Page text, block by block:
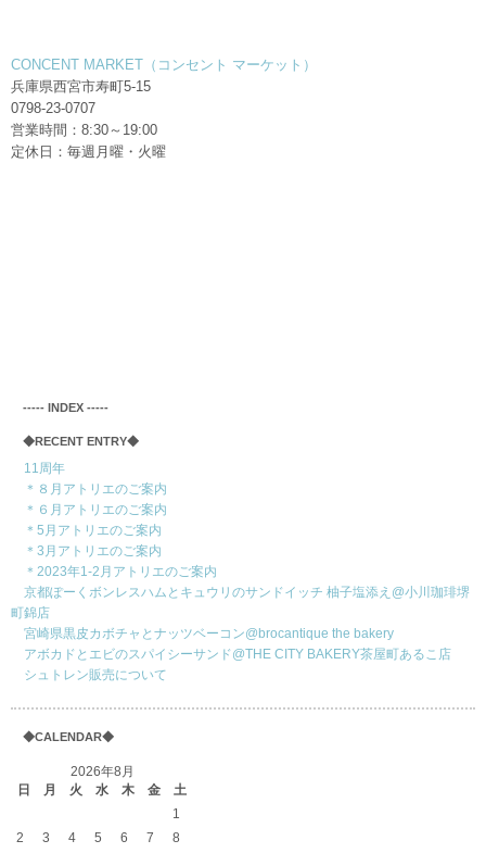
CONCENT MARKET（コンセント マーケット）
兵庫県西宮市寿町5-15
0798-23-0707
営業時間：8:30～19:00
定休日：毎週月曜・火曜
‐‐‐‐‐ INDEX ‐‐‐‐‐
◆RECENT ENTRY◆
11周年
＊８月アトリエのご案内
＊６月アトリエのご案内
＊5月アトリエのご案内
＊3月アトリエのご案内
＊2023年1-2月アトリエのご案内
京都ぽーくボンレスハムとキュウリのサンドイッチ 柚子塩添え@小川珈琲堺
町錦店
宮崎県黒皮カボチャとナッツベーコン@brocantique the bakery
アボカドとエビのスパイシーサンド@THE CITY BAKERY茶屋町あるこ店
シュトレン販売について
◆CALENDAR◆
2026年8月
日
月 火 水 木 金
土
1
2
3 4 5 6 7
8